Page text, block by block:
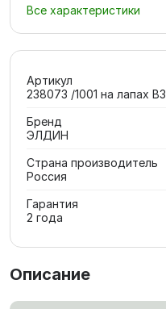
Все характеристики
Артикул
238073 /1001 на лапах В3
Бренд
ЭЛДИН
Страна производитель
Россия
Гарантия
2 года
Описание